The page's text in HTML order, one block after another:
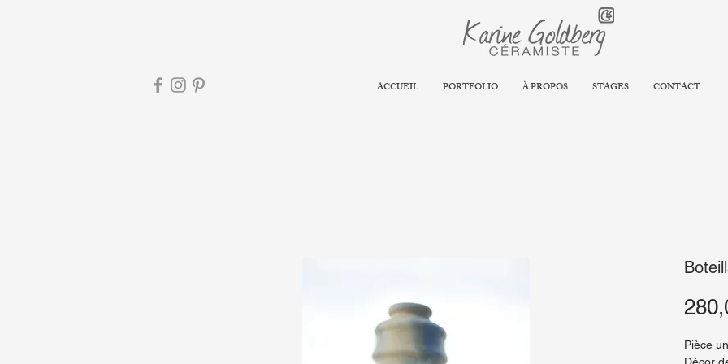
ACCUEIL PORTFOLIO À PROPOS STAGES CONTACT
Pièce